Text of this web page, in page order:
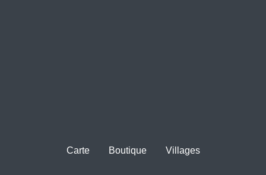
Carte Boutique Villages